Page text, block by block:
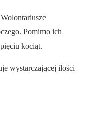
Pomimo ich
kociąt.
wystarczającej ilości